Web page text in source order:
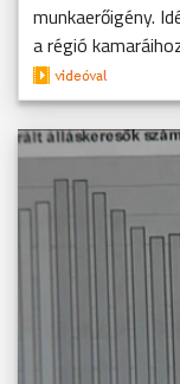
munkaerőigény.
a régió